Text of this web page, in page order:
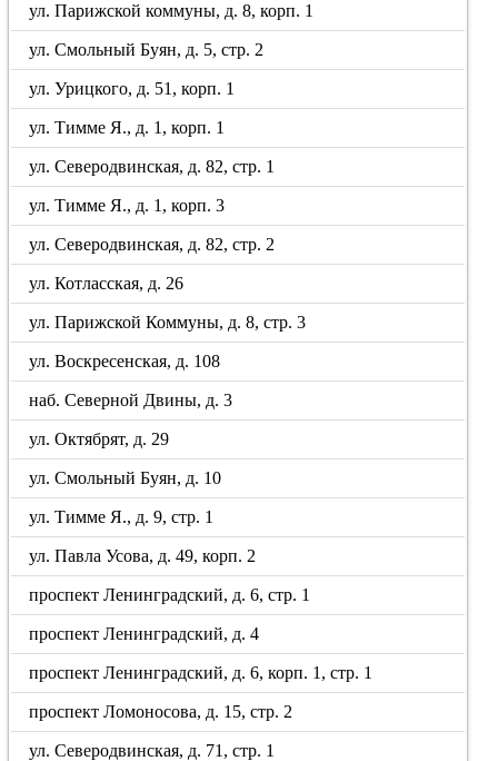
ул. Парижской коммуны, д. 8, корп. 1
ул. Смольный Буян, д. 5, стр. 2
ул. Урицкого, д. 51, корп. 1
ул. Тимме Я., д. 1, корп. 1
ул. Северодвинская, д. 82, стр. 1
ул. Тимме Я., д. 1, корп. 3
ул. Северодвинская, д. 82, стр. 2
ул. Котласская, д. 26
ул. Парижской Коммуны, д. 8, стр. 3
ул. Воскресенская, д. 108
наб. Северной Двины, д. 3
ул. Октябрят, д. 29
ул. Смольный Буян, д. 10
ул. Тимме Я., д. 9, стр. 1
ул. Павла Усова, д. 49, корп. 2
проспект Ленинградский, д. 6, стр. 1
проспект Ленинградский, д. 4
проспект Ленинградский, д. 6, корп. 1, стр. 1
проспект Ломоносова, д. 15, стр. 2
ул. Северодвинская, д. 71, стр. 1